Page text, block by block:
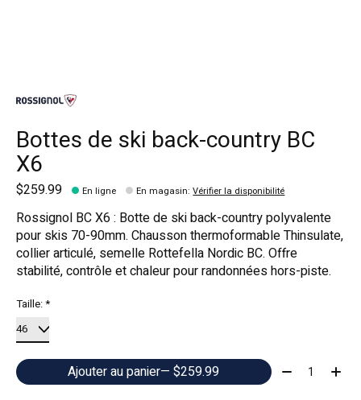
Bottes de ski back-country BC
X6
$259.99 En ligne En magasin:Vérifier la disponibilité
Rossignol BC X6 : Botte de ski back-country polyvalente
pour skis 70-90mm. Chausson thermoformable Thinsulate,
collier articulé, semelle Rottefella Nordic BC. Offre
stabilité, contrôle et chaleur pour randonnées hors-piste.
Taille:*
Ajouter au panier — $259.99 Quantité: